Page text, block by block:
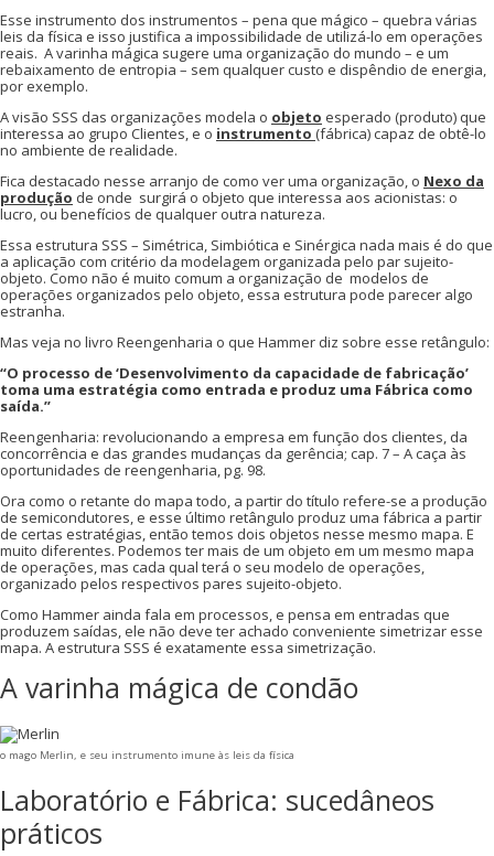
Esse instrumento dos instrumentos – pena que mágico – quebra várias
leis da física e isso justifica a impossibilidade de utilizá-lo em operações
reais. A varinha mágica sugere uma organização do mundo – e um
rebaixamento de entropia – sem qualquer custo e dispêndio de energia,
por exemplo.
A visão SSS das organizações modela o objeto esperado (produto) que
interessa ao grupo Clientes, e o instrumento (fábrica) capaz de obtê-lo
no ambiente de realidade.
Fica destacado nesse arranjo de como ver uma organização, o Nexo da
produção de onde surgirá o objeto que interessa aos acionistas: o
lucro, ou benefícios de qualquer outra natureza.
Essa estrutura SSS – Simétrica, Simbiótica e Sinérgica nada mais é do que
a aplicação com critério da modelagem organizada pelo par sujeito-
objeto. Como não é muito comum a organização de modelos de
operações organizados pelo objeto, essa estrutura pode parecer algo
estranha.
Mas veja no livro Reengenharia o que Hammer diz sobre esse retângulo:
“O processo de ‘Desenvolvimento da capacidade de fabricação’
toma uma estratégia como entrada e produz uma Fábrica como
saída.”
Reengenharia: revolucionando a empresa em função dos clientes, da
concorrência e das grandes mudanças da gerência; cap. 7 – A caça às
oportunidades de reengenharia, pg. 98.
Ora como o retante do mapa todo, a partir do título refere-se a produção
de semicondutores, e esse último retângulo produz uma fábrica a partir
de certas estratégias, então temos dois objetos nesse mesmo mapa. E
muito diferentes. Podemos ter mais de um objeto em um mesmo mapa
de operações, mas cada qual terá o seu modelo de operações,
organizado pelos respectivos pares sujeito-objeto.
Como Hammer ainda fala em processos, e pensa em entradas que
produzem saídas, ele não deve ter achado conveniente simetrizar esse
mapa. A estrutura SSS é exatamente essa simetrização.
A varinha mágica de condão
o mago Merlin, e seu instrumento imune às leis da física
Laboratório e Fábrica: sucedâneos
práticos